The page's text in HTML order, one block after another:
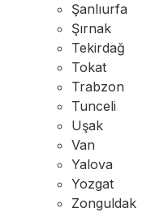
Şanlıurfa
Şırnak
Tekirdağ
Tokat
Trabzon
Tunceli
Uşak
Van
Yalova
Yozgat
Zonguldak